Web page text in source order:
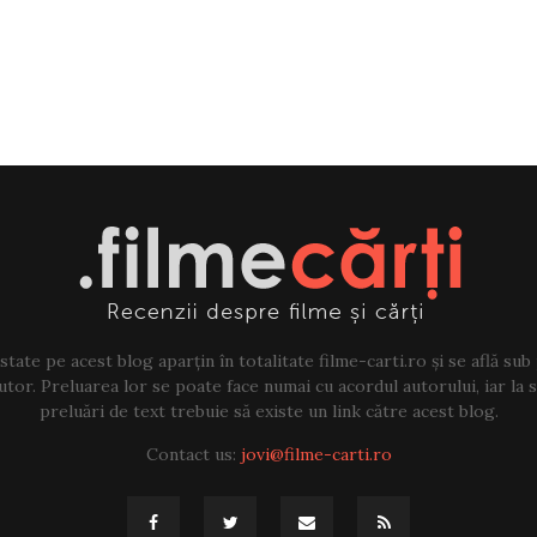
pe acest blog aparțin în totalitate filme-carti.ro și se află
Preluarea lor se poate face numai cu acordul autorului, iar la
preluări de text trebuie să existe un link către acest blog.
Contact us: jovi@filme-carti.ro